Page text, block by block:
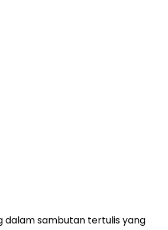
dalam sambutan tertulis yang